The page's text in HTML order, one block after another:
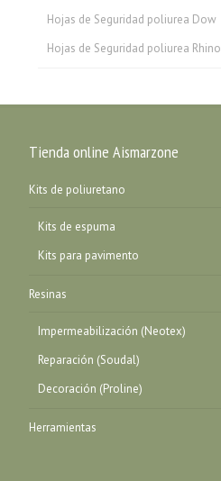
Hojas de Seguridad poliurea Dow
Hojas de Seguridad poliurea Rhino
Tienda online Aismarzone
Kits de poliuretano
Kits de espuma
Kits para pavimento
Resinas
Impermeabilización (Neotex)
Reparación (Soudal)
Decoración (Proline)
Herramientas